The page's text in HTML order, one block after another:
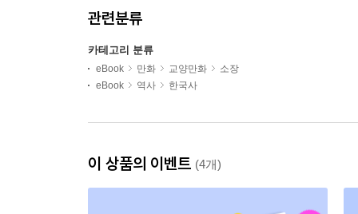
관련분류
카테고리 분류
eBook 만화 교양만화
소장
eBook
역사 한국사
이 상품의 이벤트 (4개)